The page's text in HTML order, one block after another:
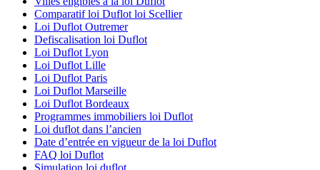
Comparatif loi Duflot loi Scellier
Loi Duflot Outremer
Defiscalisation loi Duflot
Loi Duflot Lyon
Loi Duflot Lille
Loi Duflot Paris
Loi Duflot Marseille
Loi Duflot Bordeaux
Programmes immobiliers loi Duflot
Loi duflot dans l’ancien
Date d’entrée en vigueur de la loi Duflot
FAQ loi Duflot
Simulation loi duflot